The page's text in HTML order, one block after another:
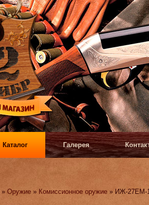
Каталог Галерея
»Оружие » Комиссионное оружие » ИЖ-27ЕМ-